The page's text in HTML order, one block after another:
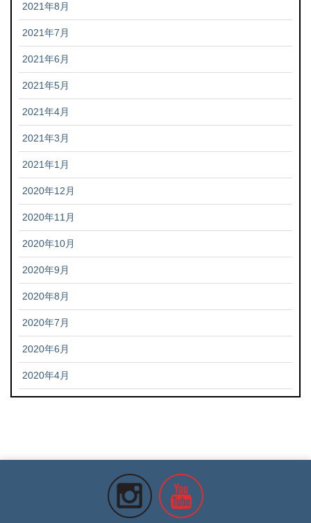
2021年8月
2021年7月
2021年6月
2021年5月
2021年4月
2021年3月
2021年1月
2020年12月
2020年11月
2020年10月
2020年9月
2020年8月
2020年7月
2020年6月
2020年4月